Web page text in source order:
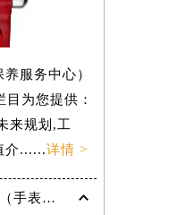
服务中心）
为您提供：
来规划,工
介......详情 >
萧邦手表起雾的影响（手表起雾维护建议）